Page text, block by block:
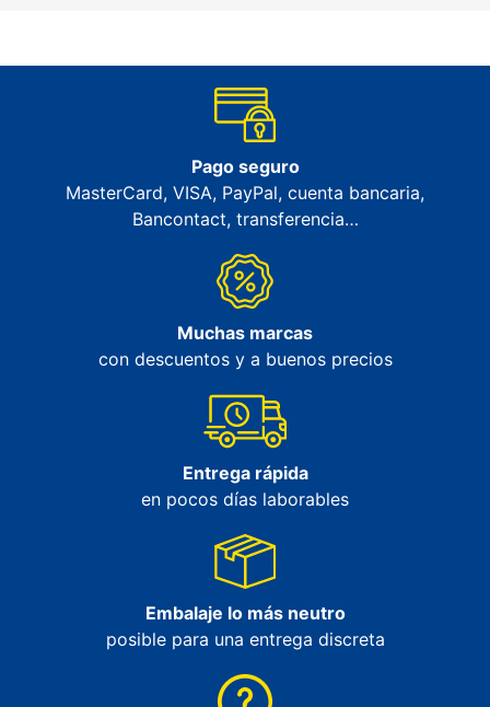
Pago seguro
MasterCard, VISA, PayPal, cuenta bancaria,
Bancontact, transferencia…
Muchas marcas
con descuentos y a buenos precios
Entrega rápida
en pocos días laborables
Embalaje lo más neutro
posible para una entrega discreta